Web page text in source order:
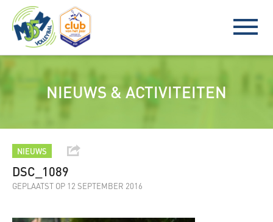
NIEUWS & ACTIVITEITEN
NIEUWS
DSC_1089
GEPLAATST OP 12 SEPTEMBER 2016